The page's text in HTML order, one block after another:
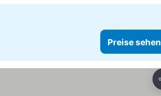
Preise sehen